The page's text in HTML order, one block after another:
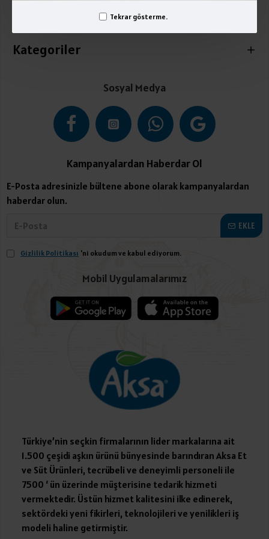
Tekrar gösterme.
Kategoriler
Sosyal Medya
Kampanyalardan Haberdar Ol
E-Posta adresinizle bültene abone olarak kampanyalardan
haberdar olun.
EKLE
Gizlilik Politikası 'ni okudum ve kabul ediyorum.
Mobil Uygulamalarımız
Türkiye’nin seçkin firmalarının lider markalarına ait
1.500 çeşidi aşkın ürünü bünyesinde barındıran Aksa Et
ve Süt Ürünleri, tecrübeli ve deneyimli personeli ile
7500 ‘ ün üzerinde müşterisine tedarik hizmeti
vermektedir. Üstün hizmet kalitesini ilke edinerek,
sektördeki yeni fikirleri, teknolojileri ve yenilikleri iş
modeli haline getirmiştir.